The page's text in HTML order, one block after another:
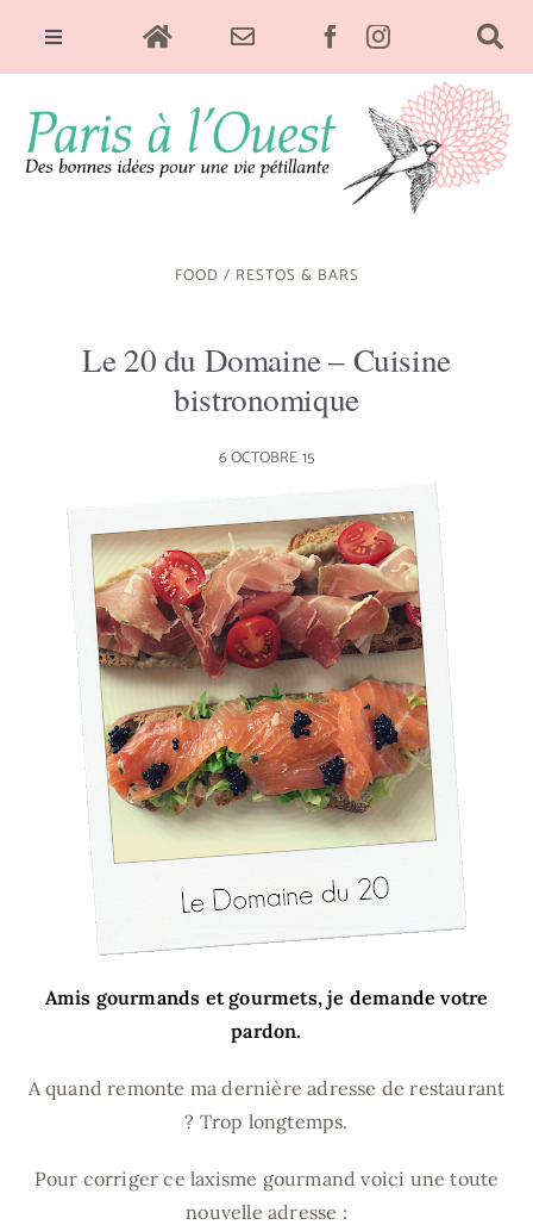
Toggle
Navigation
Sorties & Culture
En famille
MAPSTR #
Contact
Je m’abonne
Rechercher
FOOD / RESTOS & BARS
Le 20 du Domaine – Cuisine
bistronomique
6 OCTOBRE 15
Amis gourmands et gourmets, je demande votre
pardon.
A quand remonte ma dernière adresse de restaurant
? Trop longtemps.
Pour corriger ce laxisme gourmand voici une toute
nouvelle adresse :